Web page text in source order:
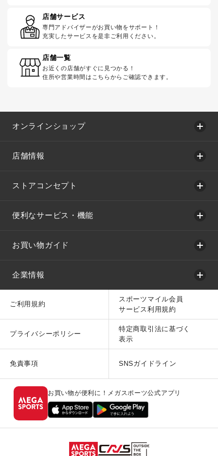
店舗サービス
専門アドバイザーがお買い物をサポート！
充実したサービスを是非ご利用ください。
店舗一覧
お近くの店舗がすぐに見つかる！
住所や営業時間はこちらからご確認できます。
オンラインショップ
店舗情報
ストアコンセプト
便利なサービス・機能
お買い物ガイド
企業情報
ご利用規約
スポーツマイル会員
サービス利用規約
プライバシーポリシー
特定商取引法に基づく
表示
免責事項 SNSガイドライン
お買い物が便利に！メガスポーツ公式アプリ